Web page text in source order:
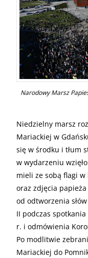
Narodowy Marsz
Niedzielny marsz
Mariackiej w
się w środku i tłum
w wydarzeniu
mieli ze sobą flagi
oraz zdjęcia papieża
od odtworzenia
II podczas
r. i odmówienia
Po modlitwie
Mariackiej do